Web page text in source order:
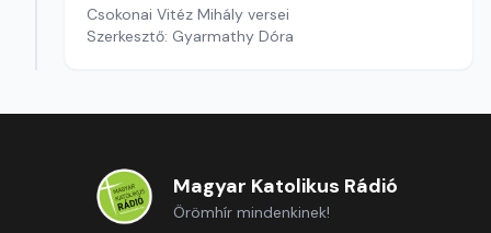
Csokonai Vitéz Mihály versei
Szerkesztő: Gyarmathy Dóra
Magyar Katolikus Rádió
Örömhír mindenkinek!